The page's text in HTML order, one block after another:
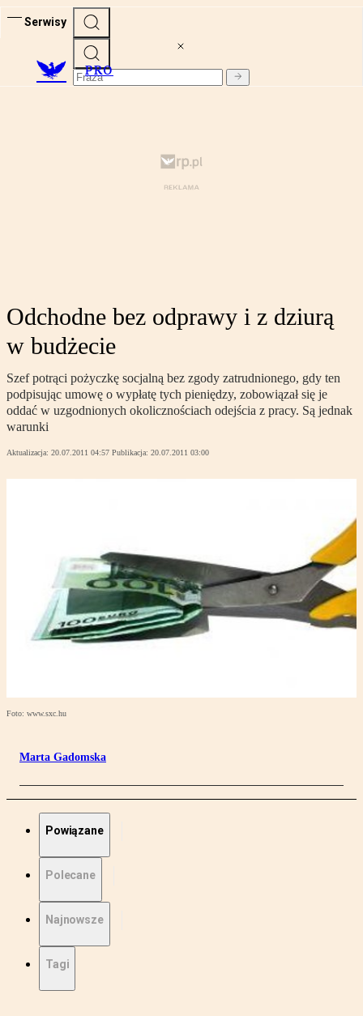
Serwisy
PRO
Odchodne bez odprawy i z dziurą
w budżecie
Szef potrąci pożyczkę socjalną bez zgody zatrudnionego, gdy ten
podpisując umowę o wypłatę tych pieniędzy, zobowiązał się je
oddać w uzgodnionych okolicznościach odejścia z pracy. Są jednak
warunki
Aktualizacja: 20.07.2011 04:57 Publikacja: 20.07.2011 03:00
Foto: www.sxc.hu
Marta Gadomska
Powiązane
Polecane
Najnowsze
Tagi